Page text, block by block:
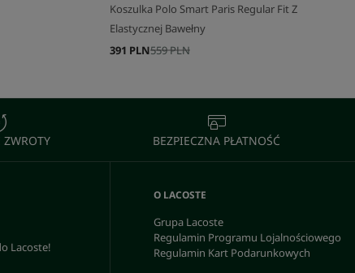
Koszulka Polo Smart Paris Regular Fit Z
Elastycznej Bawełny
559 PLN
391 PLN
BEZPIECZNA PŁATNOŚĆ
Lacoste!
O LACOSTE
Grupa Lacoste
Regulamin Programu Lojalnościowego
Regulamin Kart Podarunkowych